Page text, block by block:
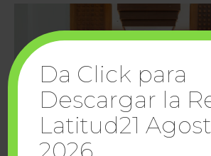
Da Click para
Descargar la
Latitud21